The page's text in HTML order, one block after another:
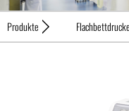
Produkte